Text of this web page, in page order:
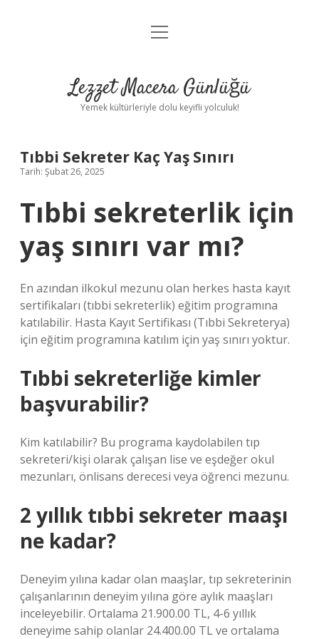
Anasayfa
Yasal Uyarı
menüyü
Lezzet Macera Günlüğü
Yemek kültürleriyle dolu keyifli yolculuk!
Tıbbi Sekreter Kaç Yaş Sınırı
Tarih: Şubat 26, 2025
Tıbbi sekreterlik için
yaş sınırı var mı?
En azından ilkokul mezunu olan herkes hasta kayıt
sertifikaları (tıbbi sekreterlik) eğitim programına
katılabilir. Hasta Kayıt Sertifikası (Tıbbi Sekreterya)
için eğitim programına katılım için yaş sınırı yoktur.
Tıbbi sekreterliğe kimler
başvurabilir?
Kim katılabilir? Bu programa kaydolabilen tıp
sekreteri/kişi olarak çalışan lise ve eşdeğer okul
mezunları, önlisans derecesi veya öğrenci mezunu.
2 yıllık tıbbi sekreter maaşı
ne kadar?
Deneyim yılına kadar olan maaşlar, tıp sekreterinin
çalışanlarının deneyim yılına göre aylık maaşları
inceleyebilir. Ortalama 21.900.00 TL, 4-6 yıllık
deneyime sahip olanlar 24.400.00 TL ve ortalama